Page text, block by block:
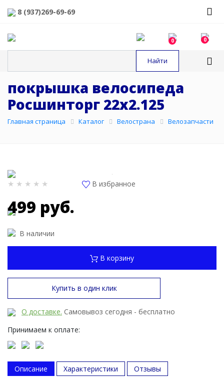
8 (937)269-69-69
0 0
покрышка велосипеда
Росшинторг 22х2.125
Главная страница Каталог Велострана Велозапчасти
В избранное
499 руб.
В наличии
В корзину
Купить в один клик
О доставке. Самовывоз сегодня - бесплатно
Принимаем к оплате:
Описание Характеристики Отзывы